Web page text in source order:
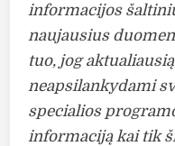
informacijos
naujausius
tuo, jog
neapsilankydami
specialios
informaciją kai tik